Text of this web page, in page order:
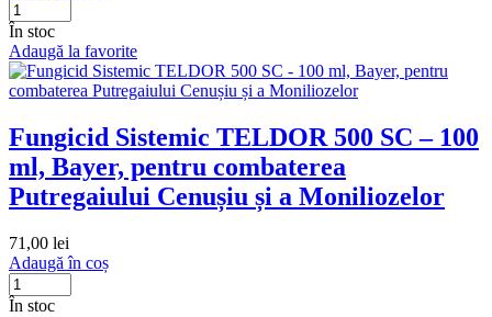
În stoc
Adaugă la favorite
Fungicid Sistemic TELDOR 500 SC – 100
ml, Bayer, pentru combaterea
Putregaiului Cenușiu și a Moniliozelor
71,00 lei
Adaugă în coș
În stoc